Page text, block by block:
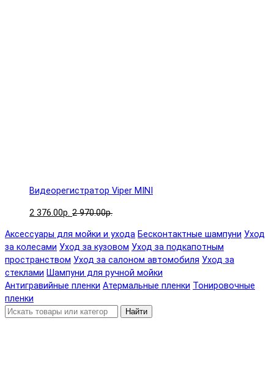
Видеорегистратор Viper MINI
2 376.00р. 2 970.00р.
Аксессуары для мойки и ухода Бесконтактные шампуни Уход
за колесами Уход за кузовом Уход за подкапотным
пространством Уход за салоном автомобиля Уход за
стеклами Шампуни для ручной мойки
Антигравийные пленки Атермальные пленки Тонировочные
пленки
Найти